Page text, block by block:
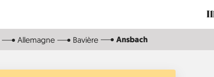
Allemagne Bavière Ansbach